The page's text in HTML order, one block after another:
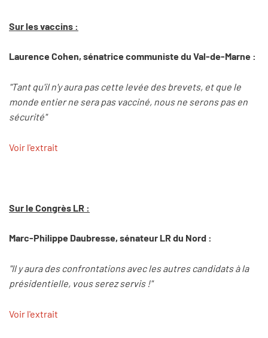
Sur les vaccins :
Laurence Cohen, sénatrice communiste du Val-de-Marne :
"Tant qu'il n'y aura pas cette levée des brevets, et que le
monde entier ne sera pas vacciné, nous ne serons pas en
sécurité"
Voir l'extrait
Sur le Congrès LR :
Marc-Philippe Daubresse, sénateur LR du Nord :
"Il y aura des confrontations avec les autres candidats à la
présidentielle, vous serez servis !"
Voir l'extrait